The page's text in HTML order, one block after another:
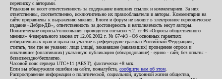
переписку с авторами.
Редакция не несет ответственность за содержание внешних ссылок и комментариев. За них
ответственны, соответственно, исключительно их правообладатели и авторы. Комментарии на
сайте приравнены к выражению мнения. Блоги и форум не входят в электронное периодическое
издание «Дебри-ДВ», ответственность за достоверность и наполняемость несут авторы.
Политические опросы/голосования проводятся согласно ч.2. ст.46 «Опросы общественного
мнения» Федерального закона от 12.06.2002 г. № 67-ФЗ «Об основных гарантиях
избирательных прав и права на участие в референдуме граждан Российской Федерации»;
считать, там где не указано: лицо (лица), заказавшее (заказавших) проведение опроса и
оплатившее (оплативших) указанную публикацию (обнародование) - едино - сайт, без оплаты -
безвозмездно/бесплатно.
Часовой пояс сервера UTC+11 (AEST), фактически +8 мск.
Если вы обнаружили ошибки на сайте, пожалуйста, сообщите нам об этом
Распространение информации о политической, социальной, духовной жизни общества,